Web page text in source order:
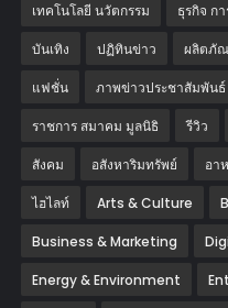
เทคโนโลยี นวัตกรรม ธุรกิจ ก
บันเทิง ปฏิทินข่าว ผลิตภั
แฟชั่น ภาพข่าวประชาสัมพันธ์
ราชการ สมาคม มูลนิธิ รีวิว
สังคม อสังหาริมทรัพย์ อา
ไฮไลท์ Arts & Culture
Business & Marketing
Energy & Environment